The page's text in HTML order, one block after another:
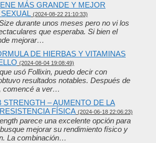
MÁS GRANDE Y MEJOR
(2024-08-22 21:10:33)
durante unos meses pero no vi los
que esperaba. Si bien el
mejorar…
DE HIERBAS Y VITAMINAS
(2024-08-04 19:08:49)
usó Follixin, puedo decir con
resultados notables. Después de
comencé a ver…
STRENGTH – AUMENTO DE LA
FÍSICA (2024-06-18 22:06:23)
parece una excelente opción para
mejorar su rendimiento físico y
La combinación…